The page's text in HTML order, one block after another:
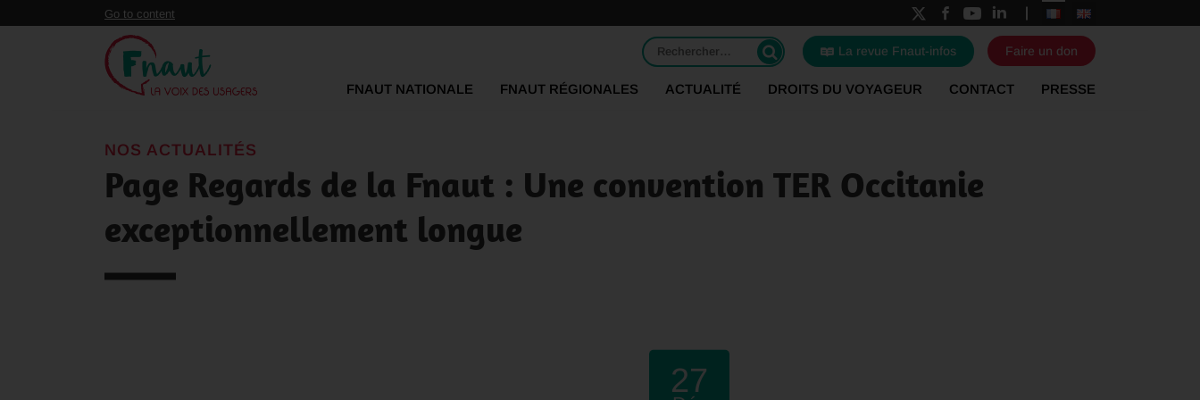
Panneau de gestion des cookies
Go to content
Rechercher : La revue Fnaut-infos Faire un don
FNAUT NATIONALE FNAUT RÉGIONALES ACTUALITÉ DROITS DU VOYAGEUR CONTACT PRESSE
NOS ACTUALITÉS
Page Regards de la Fnaut : Une convention TER Occitanie
exceptionnellement longue
27